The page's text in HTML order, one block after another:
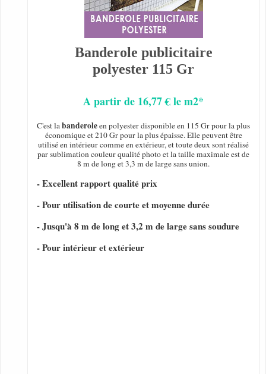
Banderole publicitaire
polyester 115 Gr
A partir de 16,77 € le m2*
C'est labanderoleen polyester disponible en 115 Gr pour la plus
économique et 210 Gr pour la plus épaisse. Elle peuvent être
utilisé en intérieur comme en extérieur, et toute deux sont réalisé
par sublimation couleur qualité photo et la taille maximale est de
8 m de long et 3,3 m de large sans union.
- Excellent rapport qualité prix
- Pour utilisation de courte et moyenne durée
- Jusqu'à 8 m de long et 3,2 m de large sans soudure
- Pour intérieur et extérieur